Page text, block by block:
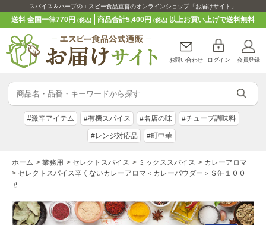
スパイス＆ハーブのエスビー食品直営のオンラインショップ「お届けサイト」
送料 全国一律770円(税込) 商品合計5,400円 (税込)以上お買い上げで送料無料
お問い合わせ ログイン 会員登録
#激辛アイテム #有機スパイス #名店の味 #チューブ調味料
#レンジ対応品 #町中華
ホーム > 業務用 > セレクトスパイス > ミックススパイス > カレーアロマ
> セレクトスパイス辛くないカレーアロマ＜カレーパウダー＞Ｓ缶１００
ｇ